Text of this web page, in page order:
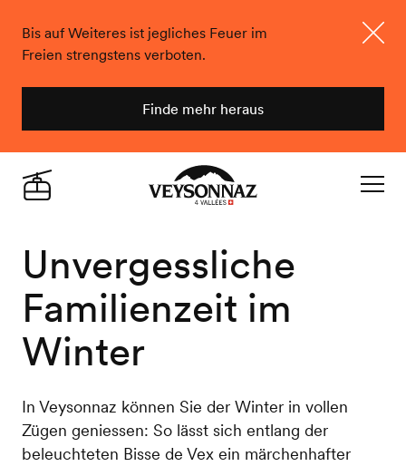
Bis auf Weiteres ist jegliches Feuer im
Freien strengstens verboten.
Finde mehr heraus
Unvergessliche
Familienzeit im
Winter
In Veysonnaz können Sie der Winter in vollen
Zügen geniessen: So lässt sich entlang der
beleuchteten Bisse de Vex ein märchenhafter